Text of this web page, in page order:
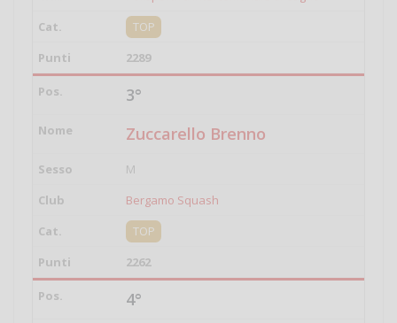
TOP
2289
3°
Zuccarello Brenno
M
Bergamo Squash
TOP
2262
4°